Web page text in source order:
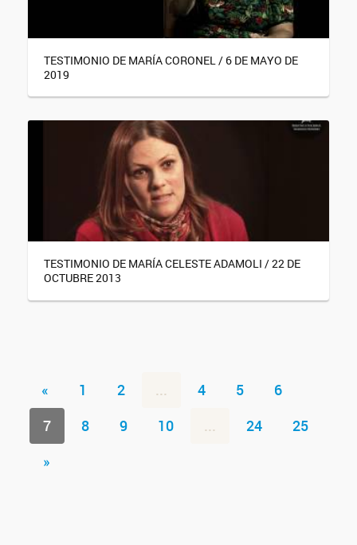
TESTIMONIO DE MARÍA CORONEL / 6 DE MAYO DE
2019
TESTIMONIO DE MARÍA CELESTE ADAMOLI / 22 DE
OCTUBRE 2013
« 1 2 ... 4 5
6
7
8 9 10 ... 24
25
»